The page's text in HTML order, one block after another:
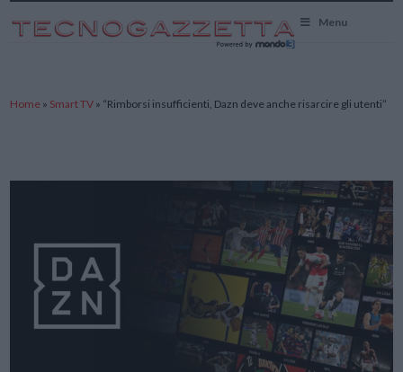
Menu
Home » Smart TV » “Rimborsi insufficienti, Dazn deve anche risarcire gli utenti”